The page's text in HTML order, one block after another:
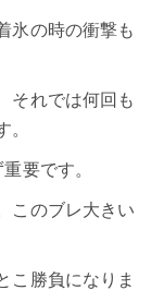
氷の時の衝撃も
それでは何回も
。
要です。
このブレ大きい
こ勝負になりま